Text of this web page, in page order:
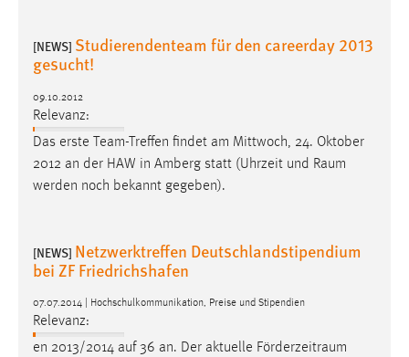
[NEWS] Studierendenteam für den careerday 2013
gesucht!
09.10.2012
Relevanz:
Das erste Team-Treffen findet am Mittwoch, 24. Oktober
2012 an der HAW in Amberg statt (Uhrzeit und Raum
werden noch bekannt gegeben).
[NEWS] Netzwerktreffen Deutschlandstipendium
bei ZF Friedrichshafen
07.07.2014 | Hochschulkommunikation, Preise und Stipendien
Relevanz:
en 2013/2014 auf 36 an. Der aktuelle Förderzeitraum
Cookie Laufzeit:
3 Monate
Facebook Pixel
Name:
_fbp
Zweck:
Cookie Laufzeit:
3 Monate